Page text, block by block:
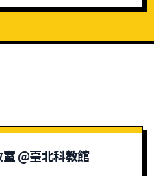
@臺北科教館